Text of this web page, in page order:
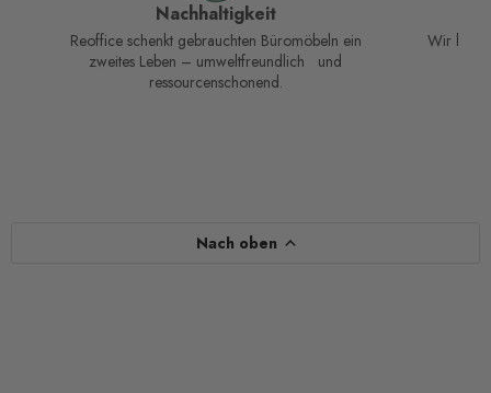
Nachhaltigkeit
Reoffice schenkt gebrauchten Büromöbeln ein
zweites Leben – umweltfreundlich und
ressourcenschonend.
Wir
Nach oben